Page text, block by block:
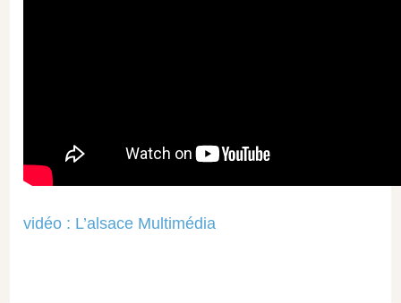
vidéo : L’alsace Multimédia